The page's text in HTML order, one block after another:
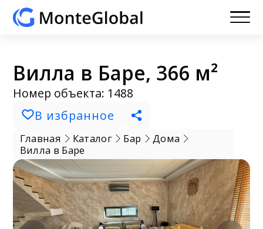
Вилла в Баре, 366 м²
Номер объекта: 1488
В избранное
Главная Каталог Бар
Дома
Вилла в Баре